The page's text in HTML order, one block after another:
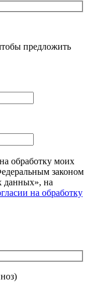
предложить
обработку моих
законом
данных», на
на обработку